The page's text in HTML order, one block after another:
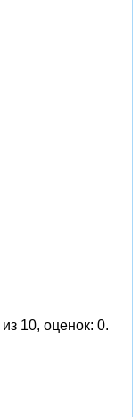
из 10, оценок: 0.